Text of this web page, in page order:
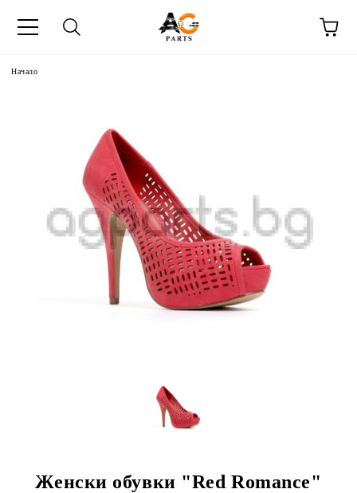
Начало
Женски обувки "Red Romance"